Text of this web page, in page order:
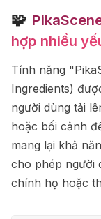
🧩
hợp nhiều
Tính năng
Ingredients)
người dùng tải
hoặc bối cảnh
mang lại khả
cho phép người
chính họ hoặc